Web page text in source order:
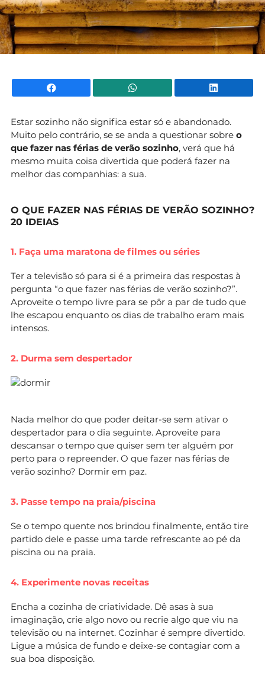
Facebook WhatsApp
Estar sozinho não significa estar só e abandonado.
Muito pelo contrário, se se anda a questionar sobre o
que fazer nas férias de verão sozinho, verá que há
mesmo muita coisa divertida que poderá fazer na
melhor das companhias: a sua.
O QUE FAZER NAS FÉRIAS DE VERÃO SOZINHO?
20 IDEIAS
1. Faça uma maratona de filmes ou séries
Ter a televisão só para si é a primeira das respostas à
pergunta “o que fazer nas férias de verão sozinho?”.
Aproveite o tempo livre para se pôr a par de tudo que
lhe escapou enquanto os dias de trabalho eram mais
intensos.
2. Durma sem despertador
Nada melhor do que poder deitar-se sem ativar o
despertador para o dia seguinte. Aproveite para
descansar o tempo que quiser sem ter alguém por
perto para o repreender. O que fazer nas férias de
verão sozinho? Dormir em paz.
3. Passe tempo na praia/piscina
Se o tempo quente nos brindou finalmente, então tire
partido dele e passe uma tarde refrescante ao pé da
piscina ou na praia.
4. Experimente novas receitas
Encha a cozinha de criatividade. Dê asas à sua
imaginação, crie algo novo ou recrie algo que viu na
televisão ou na internet. Cozinhar é sempre divertido.
Ligue a música de fundo e deixe-se contagiar com a
sua boa disposição.